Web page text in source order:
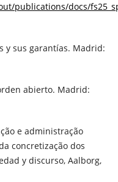
publications/docs/
y sus garantías. Madrid:
abierto. Madrid:
e administração
concretização dos
y discurso, Aalborg,